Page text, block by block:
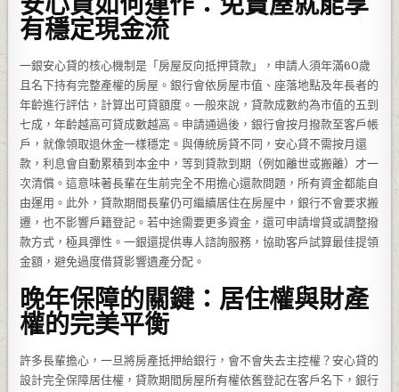
有穩定現金流
一銀安心貸的核心機制是「房屋反向抵押貸款」，申請人須年滿60歲
且名下持有完整產權的房屋。銀行會依房屋市值、座落地點及年長者的
年齡進行評估，計算出可貸額度。一般來說，貸款成數約為市值的五到
七成，年齡越高可貸成數越高。申請通過後，銀行會按月撥款至客戶帳
戶，就像領取退休金一樣穩定。與傳統房貸不同，安心貸不需按月還
款，利息會自動累積到本金中，等到貸款到期（例如離世或搬離）才一
次清償。這意味著長輩在生前完全不用擔心還款問題，所有資金都能自
由運用。此外，貸款期間長輩仍可繼續居住在房屋中，銀行不會要求搬
遷，也不影響戶籍登記。若中途需要更多資金，還可申請增貸或調整撥
款方式，極具彈性。一銀還提供專人諮詢服務，協助客戶試算最佳提領
金額，避免過度借貸影響遺產分配。
晚年保障的關鍵：居住權與財產
權的完美平衡
許多長輩擔心，一旦將房產抵押給銀行，會不會失去主控權？安心貸的
設計完全保障居住權，貸款期間房屋所有權依舊登記在客戶名下，銀行